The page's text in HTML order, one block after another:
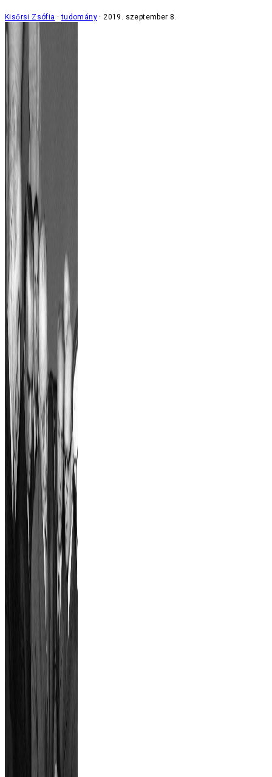
Kisőrsi Zsófia tudomány 2019. szeptember 8.